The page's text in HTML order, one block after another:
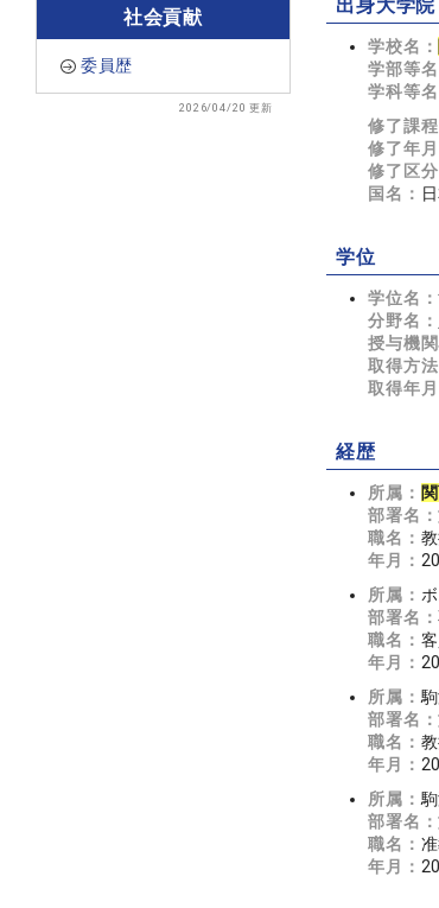
社会貢献
委員歴
2026/04/20 更新
出身大学院
学校名：
学部等
学科等
修了課
修了年月
修了区
国名：
学位
学位名：
分野名：
授与機関
取得方
取得年月
経歴
所属：
部署名：
職名：
年月：
所属：
部署名：
職名：
年月：
所属：
部署名：
職名：
年月：
所属：
部署名：
職名：
年月：